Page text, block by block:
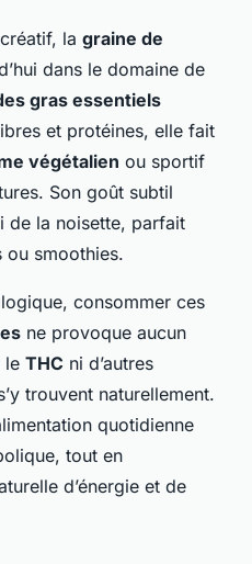
la graine de
dans le domaine de
gras essentiels
et protéines, elle fait
végétalien ou sportif
Son goût subtil
de la noisette, parfait
ou smoothies.
consommer ces
ne provoque aucun
le THC ni d’autres
trouvent naturellement.
quotidienne
tout en
d’énergie et de